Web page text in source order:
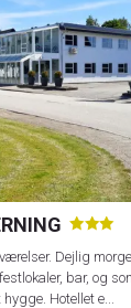
★★
Dejlig
bar, og
Hotellet e...